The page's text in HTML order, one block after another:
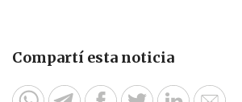
Compartí esta noticia